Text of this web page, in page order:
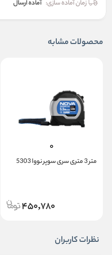
زمان آماده سازی: آماده ارسال
محصولات مشابه
متر 3 متری سری سوپر نووا 5303
450,780
نظرات کاربران